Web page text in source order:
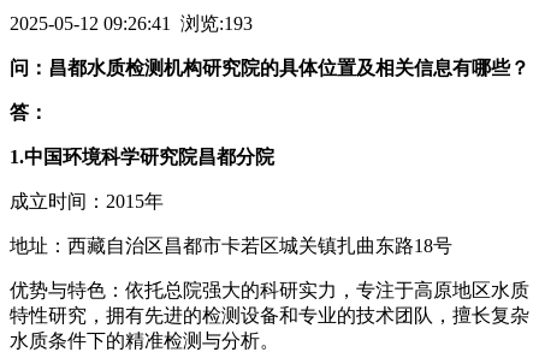
2025-05-12 09:26:41 浏览:193
问：昌都水质检测机构研究院的具体位置及相关信息有哪些？
答：
1.中国环境科学研究院昌都分院
成立时间：2015年
地址：西藏自治区昌都市卡若区城关镇扎曲东路18号
优势与特色：依托总院强大的科研实力，专注于高原地区水质
特性研究，拥有先进的检测设备和专业的技术团队，擅长复杂
水质条件下的精准检测与分析。